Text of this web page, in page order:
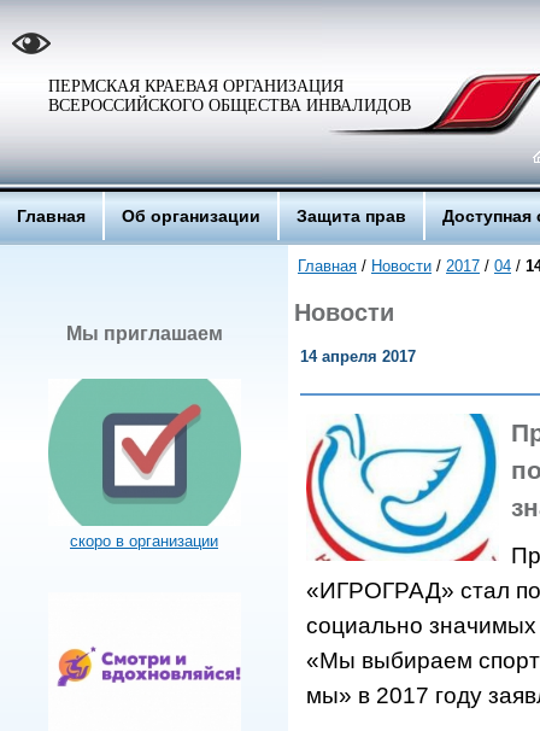
ПЕРМСКАЯ КРАЕВАЯ ОРГАНИЗАЦИЯ
ВСЕРОССИЙСКОГО ОБЩЕСТВА ИНВАЛИДОВ
Главная Об организации Защита прав Доступная
Мы приглашаем
скоро в организации
Главная / Новости / 2017 / 04 /
Новости
14 апреля 2017
«ИГРОГРАД» стал
социально
«Мы выбираем
мы» в 2017 году